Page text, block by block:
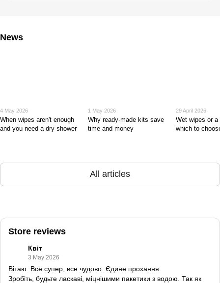
News
4 May 2026
When wipes aren't enough
and you need a dry shower
1 May 2026
Why ready-made kits save
time and money
29 April 2026
Wet wipes or
which to
All articles
Store reviews
Квіт
3 May 2026
Вітаю. Все супер, все чудово. Єдине прохання.
Зробіть, будьте ласкаві, міцнішими пакетики з водою. Так як